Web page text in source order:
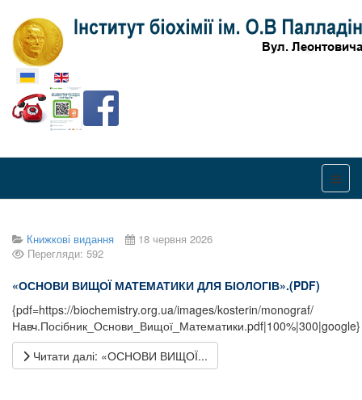
Оберіть свою мову
Книжкові видання
18 червня 2026
Перегляди: 592
«ОСНОВИ ВИЩОЇМАТЕМАТИКИ ДЛЯ БІОЛОГІВ».(PDF)
{pdf=https://biochemistry.org.ua/images/kosterin/monograf/
Навч.Посібник_Основи_Вищої_Математики.pdf|100%|300|google}
Читати далі: «ОСНОВИ ВИЩОЇ...